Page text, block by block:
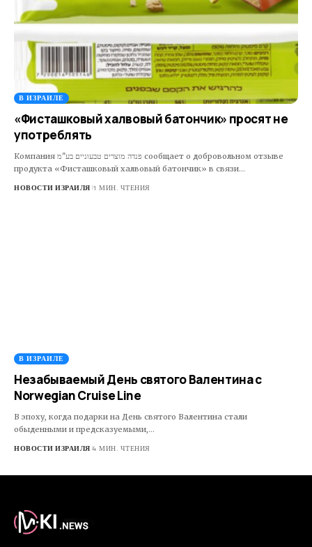
В ИЗРАИЛЕ
«Фисташковый халвовый батончик» просят не
употреблять
Компания פנדה מוצרים טבעוניים בע"מ сообщает о добровольном отзыве
продукта «Фисташковый халвовый батончик» в связи…
НОВОСТИ ИЗРАИЛЯ 1 МИН. ЧТЕНИЯ
В ИЗРАИЛЕ
Незабываемый День святого Валентина с
Norwegian Cruise Line
​В эпоху, когда подарки на День святого Валентина стали
обыденными и предсказуемыми,…
НОВОСТИ ИЗРАИЛЯ 4 МИН. ЧТЕНИЯ